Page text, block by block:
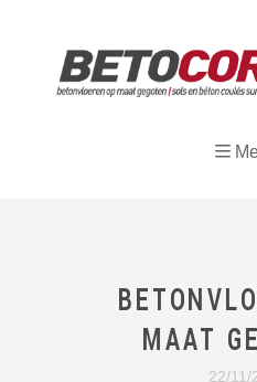
MAAT
22/11/